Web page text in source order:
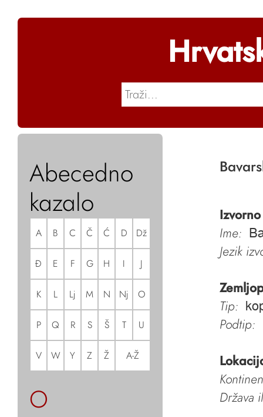
Abecedno
kazalo
A B C Č Ć D Dž
Đ E F G H I J
K L Lj M N Nj O
P Q R S Š T U
V W Y Z Ž A-Ž
O
Ime:
Jezik
Tip:
Podtip:
Država